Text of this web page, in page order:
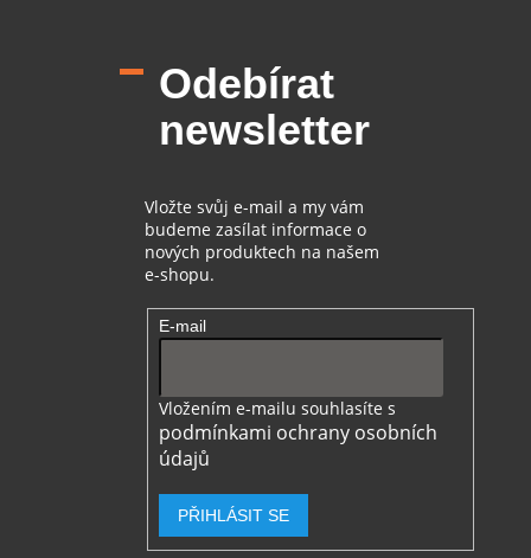
Odebírat
newsletter
Vložte svůj e-mail a my vám
budeme zasílat informace o
nových produktech na našem
e-shopu.
E-mail
Vložením e-mailu souhlasíte s
podmínkami ochrany osobních
údajů
PŘIHLÁSIT SE